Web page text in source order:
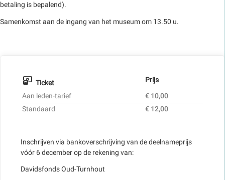
betaling is bepalend).
Samenkomst aan de ingang van het museum om 13.50 u.
Ticket
Prijs
Aan leden-tarief
€ 10,00
Standaard
€ 12,00
Inschrijven via bankoverschrijving van de deelnameprijs
vóór 6 december op de rekening van:
Davidsfonds Oud-Turnhout